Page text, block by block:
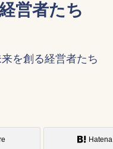
営者たち
を創る経営者たち
Hatena